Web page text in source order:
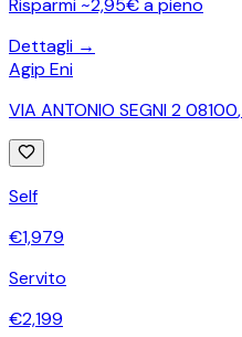
Dettagli →
Agip Eni
VIA ANTONIO SEGNI 2 08100,
Self
€1,979
Servito
€2,199